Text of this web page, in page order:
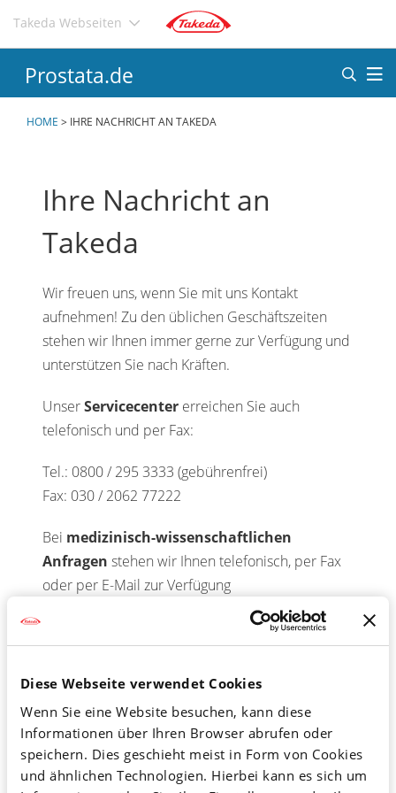
Diese Webseite verwendet Cookies
Wenn Sie eine Website besuchen, kann diese
Informationen über Ihren Browser abrufen oder
speichern. Dies geschieht meist in Form von Cookies
und ähnlichen Technologien. Hierbei kann es sich um
Direkt
Inhalt
Takeda Webseiten
Prostata.de
HOME > IHRE NACHRICHT AN TAKEDA
Ihre Nachricht an
Takeda
Wir freuen uns, wenn Sie mit uns Kontakt
aufnehmen! Zu den üblichen Geschäftszeiten
stehen wir Ihnen immer gerne zur Verfügung und
unterstützen Sie nach Kräften.
UnserServicecenter erreichen Sie auch
telefonisch und per Fax:
Tel.: 0800 / 295 3333 (gebührenfrei)
Fax: 030 / 2062 77222
Bei medizinisch-wissenschaftlichen
Anfragen stehen wir Ihnen telefonisch, per Fax
oder per E-Mail zur Verfügung
Tel.: 0800 / 825332 5 (gebührenfrei)
Fax: 0800 / 825332 9
E-Mail: MedinfoEMEA@takeda.com
Meldung unerwünschter
Arzneimittelwirkungen
Sie möchten eine Nebenwirkung zu einem